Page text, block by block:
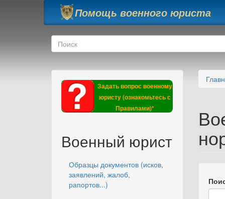
Перейти к основному содержанию
Помощь военного юриста
Форма поиска
Поиск
Задать вопрос военному
юристу (ознакомьтесь с
Правилами)*
Военный юрист
Образцы документов (исков,
заявлений, жалоб,
рапортов...)